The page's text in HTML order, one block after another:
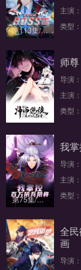
第113集/共150集
主演：
类型：
第188集
师
导演：
主演：
类型：
第75集/共100集
我
导演：
主演：
类型：
全
画
导演：